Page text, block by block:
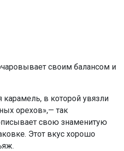
своим балансом и
карамель, в которой увязли
орехов»,— так
свою знаменитую
Этот вкус хорошо